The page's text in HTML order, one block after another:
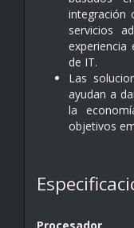
integración
servicios
experiencia
de IT.
Las
ayudan a
la
objetivos
Procesador